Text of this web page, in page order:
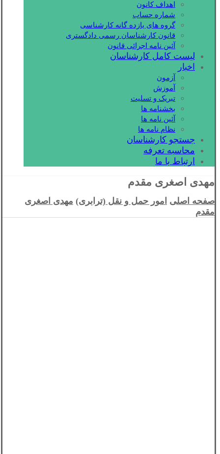
اهداف کانون
شماره حساب
گروه های یازده گانه کارشناسی
قانون کارشناسان رسمی دادگستری
آئین نامه اجرائی قانون
لیست کامل کارشناسان
اخبار
آزمون
آموزش
تبریک و تسلیت
بخشنامه ها
آئین نامه ها
نظام نامه ها
جستجو کارشناسان
محاسبه تعرفه
ارتباط با ما
مهدی اصغری مقدم
صفحه اصلی امور حمل و نقل (ترابری) مهدی اصغری
مقدم